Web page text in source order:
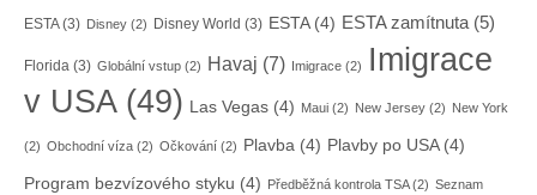
ESTA(3) Disney (2) Disney World (3) ESTA(4) ESTA zamítnuta(5)
Florida (3) Globální vstup (2) Havaj (7) Imigrace (2)
Imigrace
v USA(49) Las Vegas (4) Maui (2) New Jersey (2) New York
(2) Obchodní víza (2) Očkování (2) Plavba (4) Plavby po USA(4)
Program bezvízového styku (4) Předběžná kontrola TSA(2) Seznam